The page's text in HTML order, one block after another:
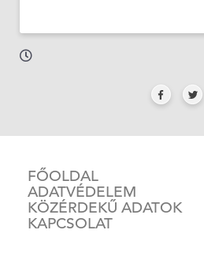
FŐOLDAL
ADATVÉDELEM
KÖZÉRDEKŰ ADATOK
KAPCSOLAT